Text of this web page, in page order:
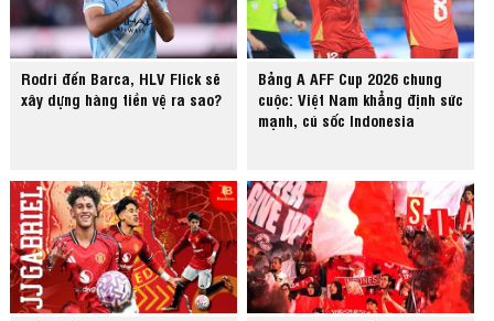
Rodri đến Barca, HLV Flick sẽ
xây dựng hàng tiền vệ ra sao?
Bảng A AFF Cup 2026 chung
cuộc: Việt Nam khẳng định sức
mạnh, cú sốc Indonesia